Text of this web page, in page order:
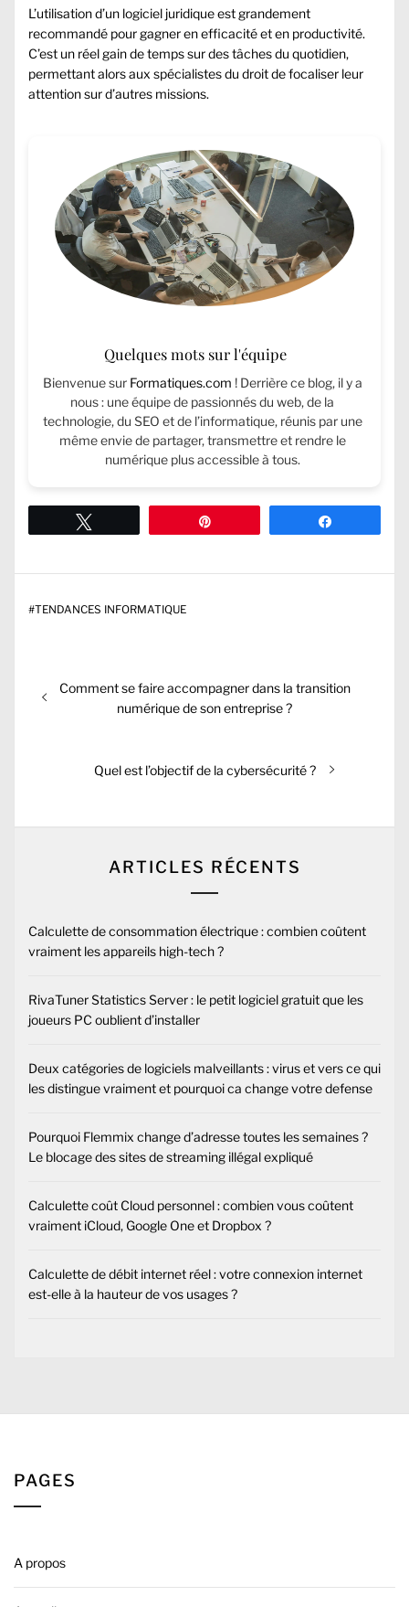
L’utilisation d’un logiciel juridique est grandement
recommandé pour gagner en efficacité et en productivité.
C’est un réel gain de temps sur des tâches du quotidien,
permettant alors aux spécialistes du droit de focaliser leur
attention sur d’autres missions.
Quelques mots sur l'équipe
Bienvenue sur Formatiques.com ! Derrière ce blog, il y a
nous : une équipe de passionnés du web, de la
technologie, du SEO et de l’informatique, réunis par une
même envie de partager, transmettre et rendre le
numérique plus accessible à tous.
#TENDANCES INFORMATIQUE
Navigation
de
Previous
Comment se faire accompagner dans la transition
numérique de son entreprise ?
Next
Quel est l’objectif de la cybersécurité ?
ARTICLES RÉCENTS
Calculette de consommation électrique : combien coûtent
vraiment les appareils high-tech ?
RivaTuner Statistics Server : le petit logiciel gratuit que les
joueurs PC oublient d’installer
Deux catégories de logiciels malveillants : virus et vers ce qui
les distingue vraiment et pourquoi ca change votre defense
Pourquoi Flemmix change d’adresse toutes les semaines ?
Le blocage des sites de streaming illégal expliqué
Calculette coût Cloud personnel : combien vous coûtent
vraiment iCloud, Google One et Dropbox ?
Calculette de débit internet réel : votre connexion internet
est-elle à la hauteur de vos usages ?
PAGES
A propos